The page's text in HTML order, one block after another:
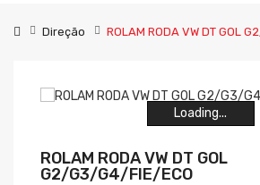
Direção ROLAM RODA VW DT GOL
Loading...
Loading...
Loading...
Loading...
Loading...
Loading...
ROLAM RODA VW DT GOL
G2/G3/G4/FIE/ECO